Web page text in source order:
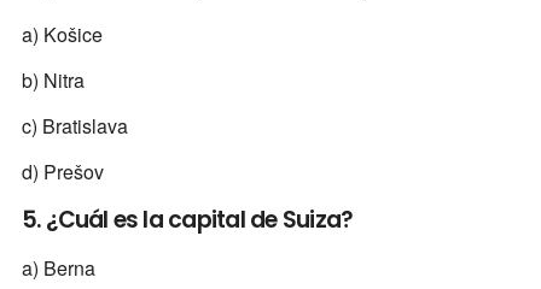
a) Košice
b) Nitra
c) Bratislava
d) Prešov
5. ¿Cuál es la capital de Suiza?
a) Berna